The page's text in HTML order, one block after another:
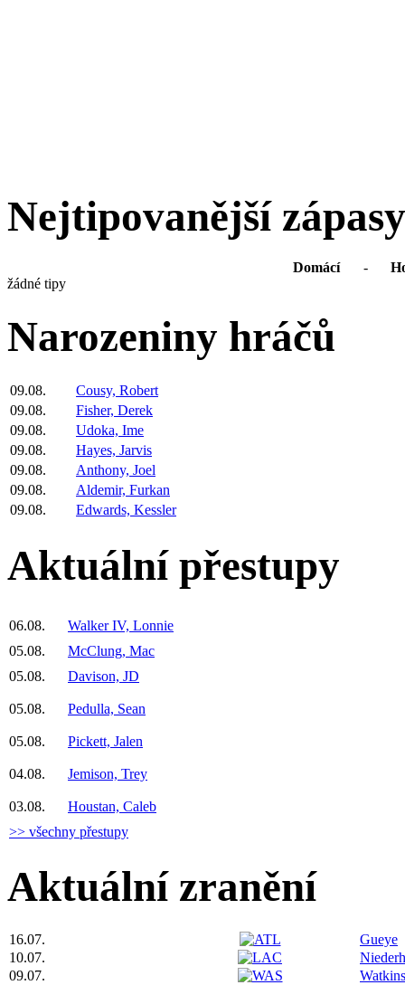
Nejtipovanější zápasy
Domácí -
žádné tipy
Narozeniny hráčů
09.08.
Cousy, Robert
09.08.
Fisher, Derek
09.08.
Udoka, Ime
09.08.
Hayes, Jarvis
09.08.
Anthony, Joel
09.08.
Aldemir, Furkan
09.08.
Edwards, Kessler
Aktuální přestupy
06.08.
Walker IV, Lonnie
05.08.
McClung, Mac
05.08.
Davison, JD
05.08. Pedulla, Sean
05.08. Pickett, Jalen
04.08. Jemison, Trey
03.08.
Houstan, Caleb
>> všechny přestupy
Aktuální zranění
16.07.
Gueye
10.07.
09.07.
Watkins